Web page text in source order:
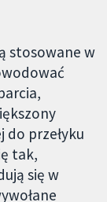
stosowane w
do przełyku
tak,
się w